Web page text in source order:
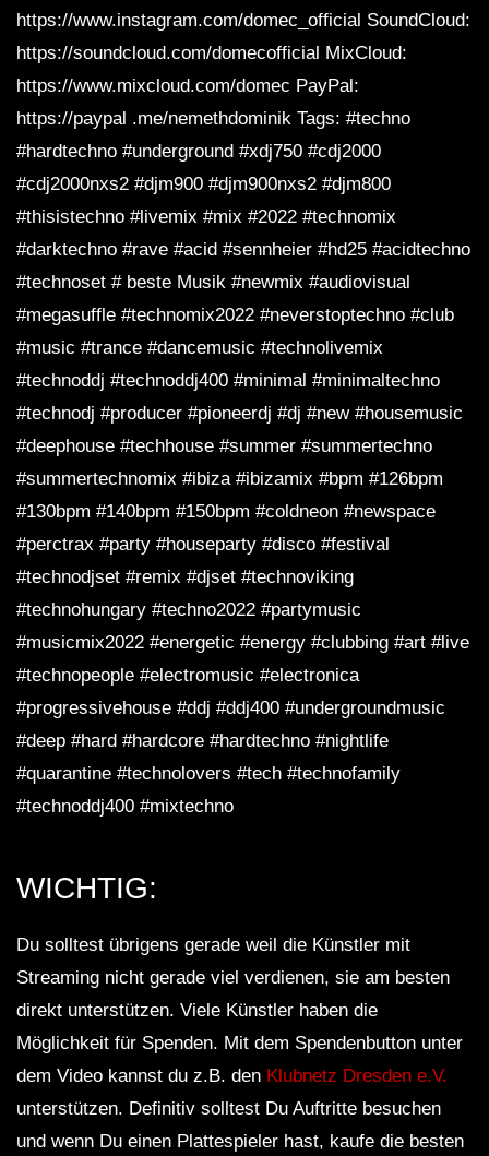
https://www.instagram.com/domec_official SoundCloud:
https://soundcloud.com/domecofficial MixCloud:
https://www.mixcloud.com/domec PayPal:
https://paypal .me/nemethdominik Tags: #techno
#hardtechno #underground #xdj750 #cdj2000
#cdj2000nxs2 #djm900 #djm900nxs2 #djm800
#thisistechno #livemix #mix #2022 #technomix
#darktechno #rave #acid #sennheier #hd25 #acidtechno
#technoset # beste Musik #newmix #audiovisual
#megasuffle #technomix2022 #neverstoptechno #club
#music #trance #dancemusic #technolivemix
#technoddj #technoddj400 #minimal #minimaltechno
#technodj #producer #pioneerdj #dj #new #housemusic
#deephouse #techhouse #summer #summertechno
#summertechnomix #ibiza #ibizamix #bpm #126bpm
#130bpm #140bpm #150bpm #coldneon #newspace
#perctrax #party #houseparty #disco #festival
#technodjset #remix #djset #technoviking
#technohungary #techno2022 #partymusic
#musicmix2022 #energetic #energy #clubbing #art #live
#technopeople #electromusic #electronica
#progressivehouse #ddj #ddj400 #undergroundmusic
#deep #hard #hardcore #hardtechno #nightlife
#quarantine #technolovers #tech #technofamily
#technoddj400 #mixtechno
WICHTIG:
Du solltest übrigens gerade weil die Künstler mit
Streaming nicht gerade viel verdienen, sie am besten
direkt unterstützen. Viele Künstler haben die
Möglichkeit für Spenden. Mit dem Spendenbutton unter
dem Video kannst du z.B. den Klubnetz Dresden e.V.
unterstützen. Definitiv solltest Du Auftritte besuchen
und wenn Du einen Plattespieler hast, kaufe die besten